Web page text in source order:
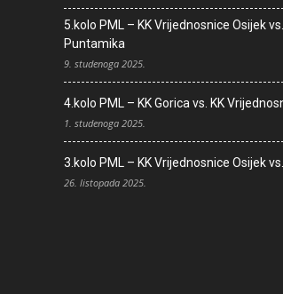
5.kolo PML – KK Vrijednosnice Osijek
Puntamika
9. studenoga 2025.
4.kolo PML – KK Gorica vs. KK
1. studenoga 2025.
3.kolo PML – KK Vrijednosnice Osijek
26. listopada 2025.